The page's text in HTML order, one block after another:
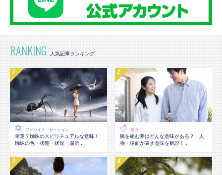
RANKING
アドバイス・セッション
幸運？蜘蛛のスピリチュアルな意味！
蜘蛛の色・状態・状況・場所...
婚活
腕を組む夢はどんな意味がある？ 人
物・場面が表す意味を解説！...